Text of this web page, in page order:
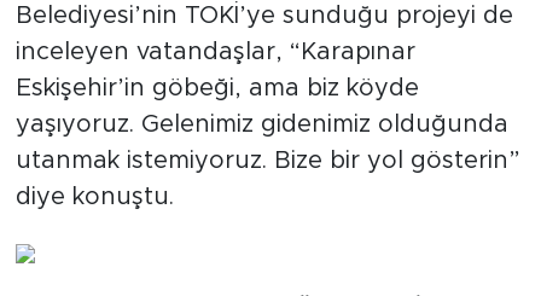
Belediyesi’nin TOKİ’ye sunduğu projeyi de
inceleyen vatandaşlar, “Karapınar
Eskişehir’in göbeği, ama biz köyde
yaşıyoruz. Gelenimiz gidenimiz olduğunda
utanmak istemiyoruz. Bize bir yol gösterin”
diye konuştu.